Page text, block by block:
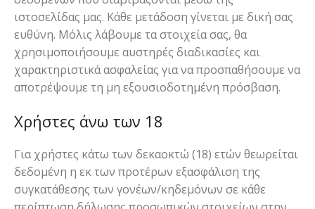
ιστοσελίδας μας. Κάθε μετάδοση γίνεται με δική σας
ευθύνη. Μόλις λάβουμε τα στοιχεία σας, θα
χρησιμοποιήσουμε αυστηρές διαδικασίες και
χαρακτηριστικά ασφαλείας για να προσπαθήσουμε να
αποτρέψουμε τη μη εξουσιοδοτημένη πρόσβαση.
Χρήστες άνω των 18
Για χρήστες κάτω των δεκαοκτώ (18) ετών θεωρείται
δεδομένη η εκ των προτέρων εξασφάλιση της
συγκατάθεσης των γονέων/κηδεμόνων σε κάθε